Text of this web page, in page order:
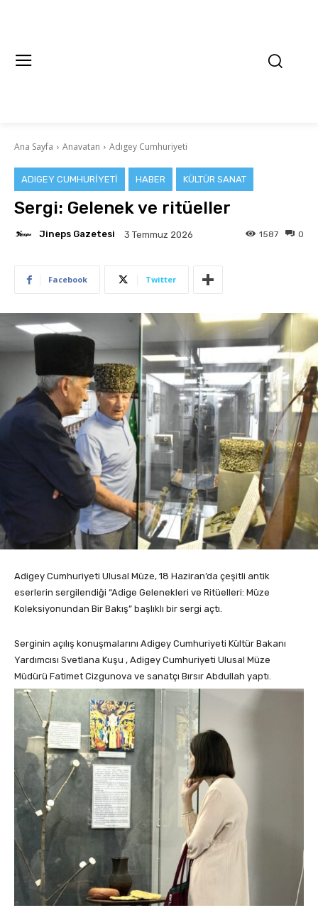
Ana Sayfa Anavatan Adıgey Cumhuriyeti
ADIGEY CUMHURIYETI HABER KÜLTÜR SANAT
Sergi: Gelenek ve ritüeller
Jineps Gazetesi 3 Temmuz 2026 0
1587
Facebook Twitter
Adigey Cumhuriyeti Ulusal Müze, 18 Haziran’da çeşitli antik
eserlerin sergilendiği “Adige Gelenekleri ve Ritüelleri: Müze
Koleksiyonundan Bir Bakış” başlıklı bir sergi açtı.
Serginin açılış konuşmalarını Adigey Cumhuriyeti Kültür Bakanı
Yardımcısı Svetlana Kuşu , Adigey Cumhuriyeti Ulusal Müze
Müdürü Fatimet Cizgunova ve sanatçı Bırsır Abdullah yaptı.